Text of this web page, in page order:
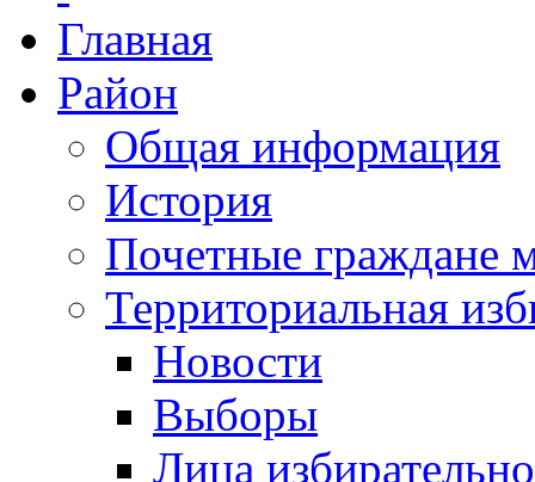
Главная
Район
Общая информация
История
Почетные граждане
Территориальная
Новости
Выборы
Лица